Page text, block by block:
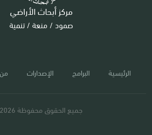
مركز أبحاث الأراضي
صمود / منعة / تنمية
الرئيسية البرامج الإصدارات
جميع الحقوق محفوظة 2026